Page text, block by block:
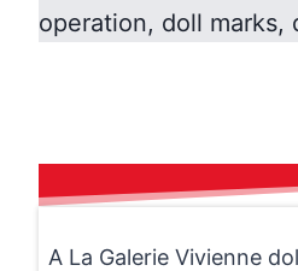
operation, doll marks,
A La Galerie Vivienne